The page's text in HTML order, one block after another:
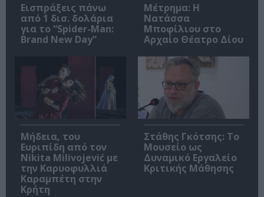
Εισπράξεις πάνω
από 1 δισ. δολάρια
για το “Spider-Man:
Brand New Day”
Μέτρημα: Η
Νατάσσα
Μποφίλιου στο
Αρχαίο Θέατρο Δίου
Μήδεια, του
Ευριπίδη από τον
Nikita Milivojević με
την Καρυοφυλλιά
Καραμπέτη στην
Κρήτη
Στάθης Γκότσης: Το
Μουσείο ως
Δυναμικό Εργαλείο
Κριτικής Μάθησης